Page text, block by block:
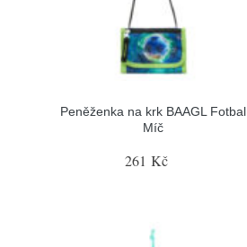
Peněženka na krk BAAGL Fotbal
Míč
261 Kč